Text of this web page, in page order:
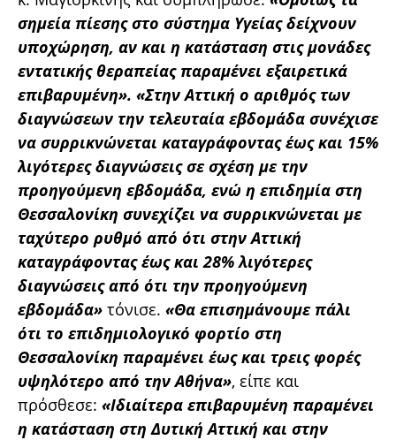
σημεία πίεσης στο σύστημα Υγείας δείχνουν
υποχώρηση, αν και η κατάσταση στις μονάδες
εντατικής θεραπείας παραμένει εξαιρετικά
επιβαρυμένη». «Στην Αττική ο αριθμός των
διαγνώσεων την τελευταία εβδομάδα συνέχισε
να συρρικνώνεται καταγράφοντας έως και 15%
λιγότερες διαγνώσεις σε σχέση με την
προηγούμενη εβδομάδα, ενώ η επιδημία στη
Θεσσαλονίκη συνεχίζει να συρρικνώνεται με
ταχύτερο ρυθμό από ότι στην Αττική
καταγράφοντας έως και 28% λιγότερες
διαγνώσεις από ότι την προηγούμενη
εβδομάδα» τόνισε. «Θα επισημάνουμε πάλι
ότι το επιδημιολογικό φορτίο στη
Θεσσαλονίκη παραμένει έως και τρεις φορές
υψηλότερο από την Αθήνα», είπε και
πρόσθεσε: «Ιδιαίτερα επιβαρυμένη παραμένει
η κατάσταση στη Δυτική Αττική και στην